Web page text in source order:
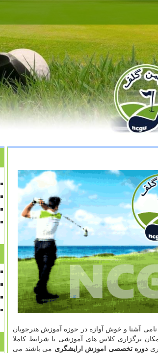
آشنا و خوش آوازه در حوزه آموزش هنرجویان
است. برخورداری از شعب و نمایندگی های فعال در 9 کشور امکان برگزاری کلاس های آموزشی با شرایط کاملا
دوره تخصصی اموزش ارایشگری می باشند می